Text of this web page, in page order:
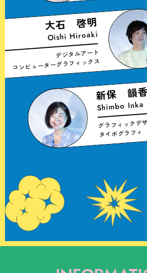
大石 啓明
Oishi Hiroaki
デジタルアート
コンピューターグラフィックス
新保 韻香
Shimbo Inka
グラフィックデ
タイポグラフィ